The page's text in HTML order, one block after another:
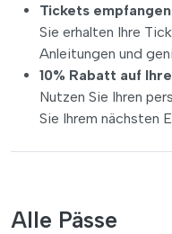
Tickets empfangen
Sie erhalten Ihre
Anleitungen und
10% Rabatt auf
Nutzen Sie Ihren
Sie Ihrem nächsten
Alle Pässe